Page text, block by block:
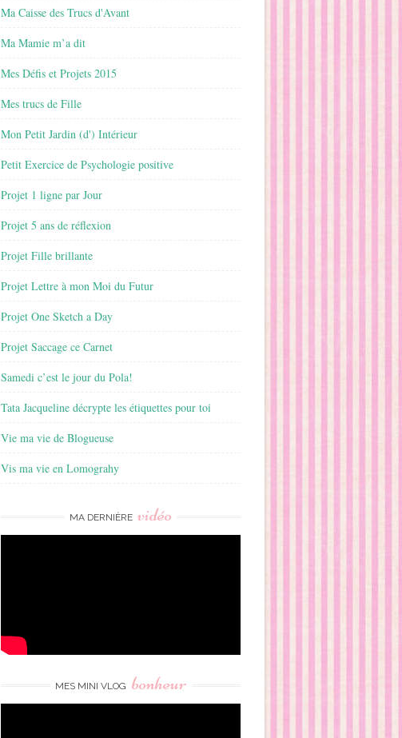
Ma Caisse des Trucs d'Avant
Ma Mamie m’a dit
Mes Défis et Projets 2015
Mes trucs de Fille
Mon Petit Jardin (d') Intérieur
Petit Exercice de Psychologie positive
Projet 1 ligne par Jour
Projet 5 ans de réflexion
Projet Fille brillante
Projet Lettre à mon Moi du Futur
Projet One Sketch a Day
Projet Saccage ce Carnet
Samedi c’est le jour du Pola!
Tata Jacqueline décrypte les étiquettes pour toi
Vie ma vie de Blogueuse
Vis ma vie en Lomograhy
MA DERNIÈRE vidéo
MES MINI VLOG bonheur